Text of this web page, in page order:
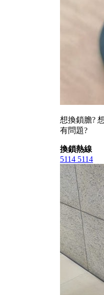
想換鎖膽?
有問題?
換鎖熱線
5114 5114